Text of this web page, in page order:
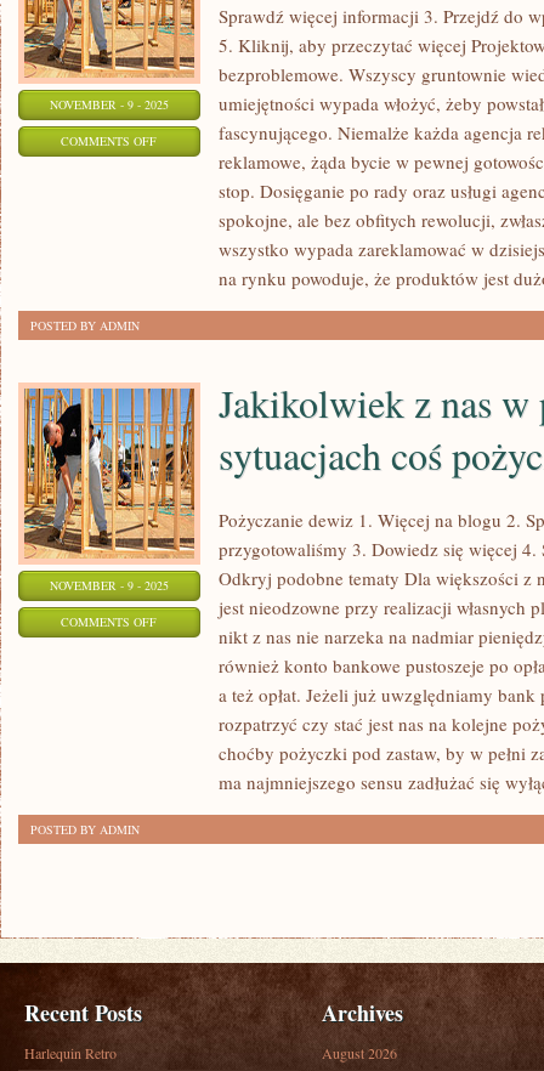
NOVEMBER - 9 - 2025
COMMENTS OFFON
INTERNETOWA
ROZWINĘŁA
Sprawdź więcej informacji 3. Przejdź do
5. Kliknij, aby przeczytać więcej
bezproblemowe. Wszyscy gruntownie
umiejętności wypada włożyć, żeby
fascynującego. Niemalże każda agencja
reklamowe, żąda bycie w pewnej
stop. Dosięganie po rady oraz usługi
spokojne, ale bez obfitych rewolucji,
wszystko wypada zareklamować w
na rynku powoduje, że produktów jest
POSTED BY ADMIN
NOVEMBER - 9 - 2025
COMMENTS OFFON
Jakikolwiek z nas w
sytuacjach coś
Pożyczanie dewiz 1. Więcej na blogu 2.
przygotowaliśmy 3. Dowiedz się więcej
Odkryj podobne tematy Dla większości z
jest nieodzowne przy realizacji własnych
nikt z nas nie narzeka na nadmiar
również konto bankowe pustoszeje po
a też opłat. Jeżeli już uwzględniamy
rozpatrzyć czy stać jest nas na kolejne
choćby pożyczki pod zastaw, by w pełni
ma najmniejszego sensu zadłużać się
POSTED BY ADMIN
Recent Posts
Harlequin Retro
Archives
August 2026